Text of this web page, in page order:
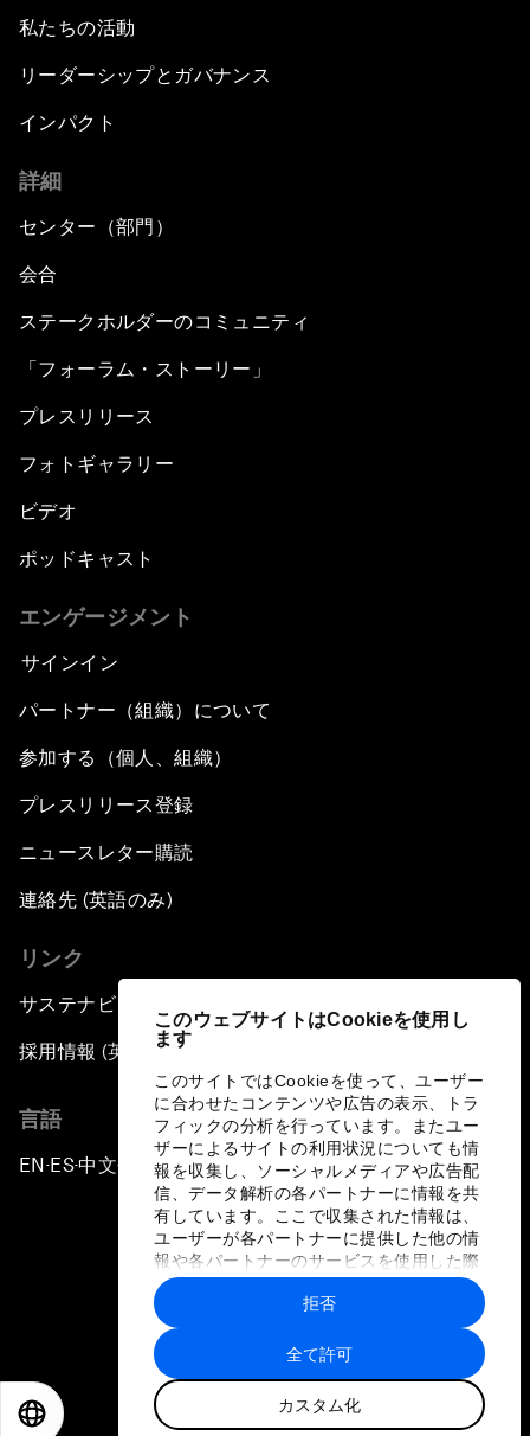
このウェブサイトはCookieを使用し
ます
このサイトではCookieを使って、ユーザー
に合わせたコンテンツや広告の表示、トラ
フィックの分析を行っています。またユー
ザーによるサイトの利用状況についても情
報を収集し、ソーシャルメディアや広告配
信、データ解析の各パートナーに情報を共
有しています。ここで収集された情報は、
ユーザーが各パートナーに提供した他の情
報や各パートナーのサービスを使用した際
に収集された情報と組み合わされ、各パー
トナーによって使用されることがありま
す。
全て許可
カスタム化
拒否
私たちの活動
リーダーシップとガバナンス
インパクト
詳細
センター（部門）
会合
ステークホルダーのコミュニティ
「フォーラム・ストーリー」
プレスリリース
フォトギャラリー
ビデオ
ポッドキャスト
エンゲージメント
サインイン
パートナー（組織）について
参加する（個人、組織）
プレスリリース登録
ニュースレター購読
連絡先 (英語のみ)
リンク
サステナビリティへの取り組み
採用情報 (英語のみ)
言語
EN ▪ES▪中文▪ 日本語
プライバシーポリシーと利用規約
サイトマップ
©
世界経済フォーラム